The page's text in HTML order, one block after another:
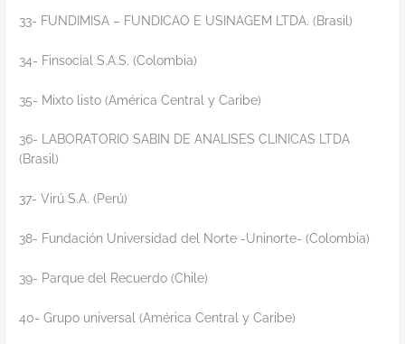
33- FUNDIMISA – FUNDICAO E USINAGEM LTDA. (Brasil)
34- Finsocial S.A.S. (Colombia)
35- Mixto listo (América Central y Caribe)
36- LABORATORIO SABIN DE ANALISES CLINICAS LTDA
(Brasil)
37- Virú S.A. (Perú)
38- Fundación Universidad del Norte -Uninorte- (Colombia)
39- Parque del Recuerdo (Chile)
40- Grupo universal (América Central y Caribe)